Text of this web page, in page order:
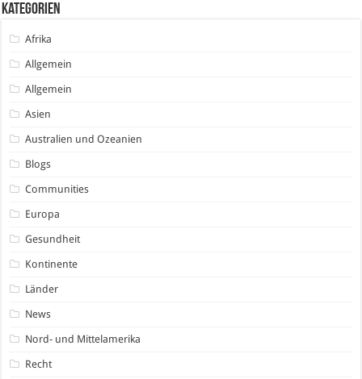
Kategorien
Afrika
Allgemein
Allgemein
Asien
Australien und Ozeanien
Blogs
Communities
Europa
Gesundheit
Kontinente
Länder
News
Nord- und Mittelamerika
Recht